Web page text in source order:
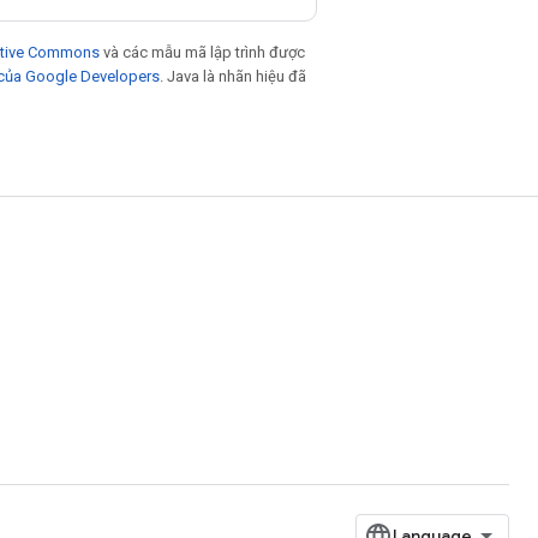
Commons và các mẫu mã lập trình được
Google Developers . Java là nhãn hiệu đã